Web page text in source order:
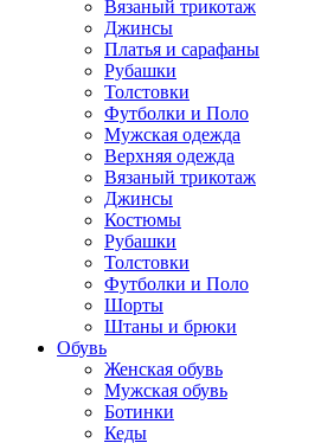
Вязаный трикотаж
Джинсы
Платья и сарафаны
Рубашки
Толстовки
Футболки и Поло
Мужская одежда
Верхняя одежда
Вязаный трикотаж
Джинсы
Костюмы
Рубашки
Толстовки
Футболки и Поло
Шорты
Штаны и брюки
Обувь
Женская обувь
Мужская обувь
Ботинки
Кеды